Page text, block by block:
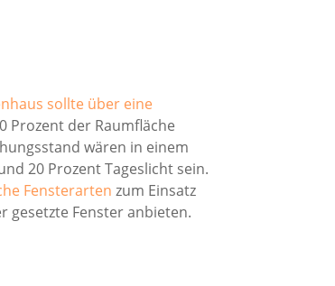
sollte über eine
Prozent der Raumfläche
wären in einem
20 Prozent Tageslicht sein.
Fensterarten zum Einsatz
gesetzte Fenster anbieten.